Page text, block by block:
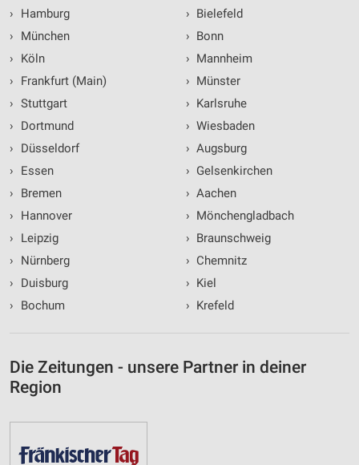
›
Hamburg
›
München
›
Köln
›
Frankfurt (Main)
› Stuttgart
›
Dortmund
›
Düsseldorf
›
Essen
›
Bremen
›
Hannover
›
Leipzig
›
Nürnberg
›
Duisburg
›
Bochum
› Bielefeld
› Bonn
› Mannheim
› Münster
› Karlsruhe
› Wiesbaden
› Augsburg
› Gelsenkirchen
› Aachen
› Mönchengladbach
› Braunschweig
› Chemnitz
› Kiel
› Krefeld
Die Zeitungen - unsere Partner in deiner
Region